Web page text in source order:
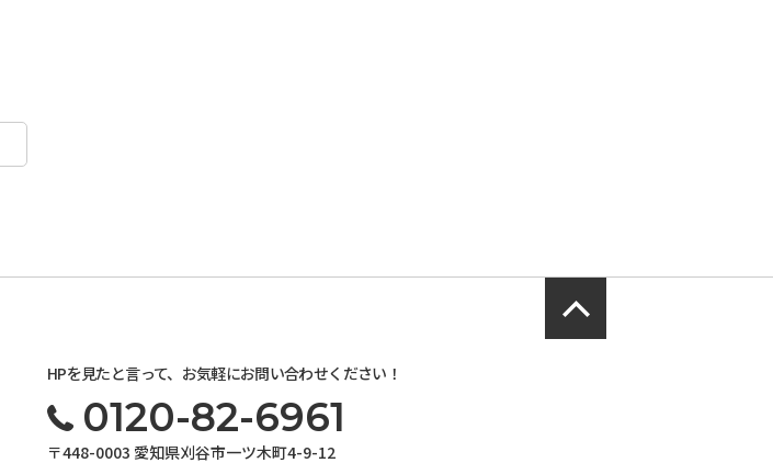
HPを見たと言って、お気軽にお問い合わせください！
0120-82-6961
〒448-0003 愛知県刈谷市一ツ木町4-9-12